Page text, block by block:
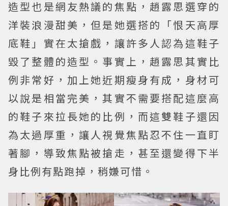
造型也是網友熱議的焦點，趙露思選穿的
洋裝浪漫甜美，但是她選搭的「恨天高厚
底鞋」實在太搶戲，讓許多人認為這鞋子
毀了整體的造型。事實上，趙露思其實比
例非常好，加上她近期瘦身有成，身材可
以說是相當完美，其實不需要搭配這麼高
的鞋子來拉長她的比例，而這雙鞋子還因
為太過厚重，讓人視覺焦點忍不住一直盯
著腳，導致焦點被搶走，甚至還變得下半
身比例有點跑掉，稍嫌可惜。